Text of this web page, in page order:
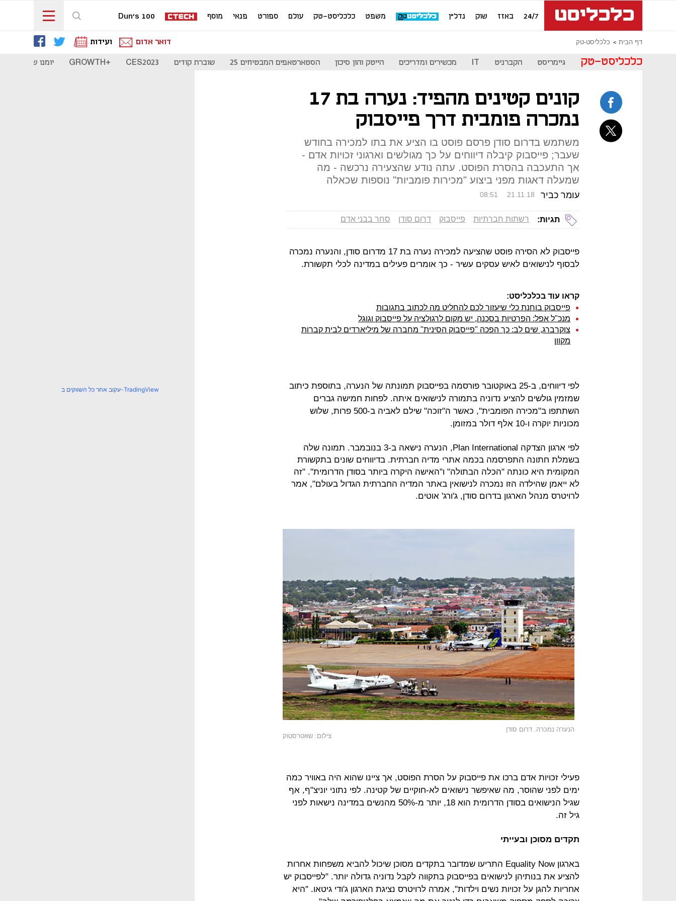
24/7 באזז שוק נדל"ן משפט כלכליסט-טק עולם ספורט פנאי מוסף Dun's 100
דף הבית כלכליסט-טק דואר אדום ועידות
כלכליסט-טק גיימריסט הקברניט IT מכשירים ומדריכים הייטק והון סיכון הסטארטאפים המבטיחים 25 שוברת קודים CES2023
+GROWTH יומנו של
קונים קטינים מהפיד: נערה בת 17
נמכרה פומבית דרך פייסבוק
משתמש בדרום סודן פרסם פוסט בו הציע את בתו למכירה בחודש
שעבר; פייסבוק קיבלה דיווחים על כך מגולשים וארגוני זכויות אדם -
אך התעכבה בהסרת הפוסט. עתה נודע שהצעירה נרכשה - מה
שמעלה דאגות מפני ביצוע "מכירות פומביות" נוספות שכאלה
עומר כביר 08:51 21.11.18
תגיות: רשתות חברתיות פייסבוק דרום סודן סחר בבני אדם
פייסבוק לא הסירה פוסט שהציעה למכירה נערה בת 17 מדרום סודן, והנערה נמכרה
לבסוף לנישואים לאיש עסקים עשיר - כך אומרים פעילים במדינה לכלי תקשורת.
קראו עוד בכלכליסט:
פייסבוק בוחנת כלי שיעזור לכם להחליט מה לכתוב בתגובות
מנכ"ל אפל: הפרטיות בסכנה, יש מקום לרגולציה על פייסבוק וגוגל
צוקרברג, שים לב: כך הפכה "פייסבוק הסינית" מחברה של מיליארדים לבית קברות
מקוון
לפי דיווחים, ב-25 באוקטובר פורסמה בפייסבוק תמונתה של הנערה, בתוספת כיתוב
שמזמין גולשים להציע נדוניה בתמורה לנישואים איתה. לפחות חמישה גברים
השתתפו ב"מכירה הפומבית", כאשר ה"זוכה" שילם לאביה ב-500 פרות, שלוש
מכוניות יוקרה ו-10 אלף דולר במזומן.
לפי ארגון הצדקה Plan International, הנערה נישאה ב-3 בנובמבר. תמונה שלה
בשמלת חתונה התפרסמה בכמה אתרי מדיה חברתית. בדיווחים שונים בתקשורת
המקומית היא כונתה "הכלה הבתולה" ו"האישה היקרה ביותר בסודן הדרומית". "זה
לא ייאמן שהילדה הזו נמכרה לנישואין באתר המדיה החברתית הגדול בעולם", אמר
לרויטרס מנהל הארגון בדרום סודן, ג'ורג' אוטים.
הנערה נמכרה. דרום סודן
צילום: שאטרסטוק
פעילי זכויות אדם ברכו את פייסבוק על הסרת הפוסט, אך ציינו שהוא היה באוויר כמה
ימים לפני שהוסר, מה שאיפשר נישואים לא-חוקיים של קטינה. לפי נתוני יוניצ"ף, אף
שגיל הנישואים בסודן הדרומית הוא 18, יותר מ-50% מהנשים במדינה נישאות לפני
גיל זה.
תקדים מסוכן ובעייתי
בארגון Equality Now התריעו שמדובר בתקדים מסוכן שיכול להביא משפחות אחרות
להציע את בנותיהן לנישואים בפייסבוק בתקווה לקבל נדוניה גדולה יותר. "לפייסבוק יש
אחריות להגן על זכויות נשים וילדות", אמרה לרויטרס נציגת הארגון ג'ודי גיטאו. "היא
עקוב אחר כל השווקים ב-TradingView